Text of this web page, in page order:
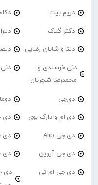
دریم بیت
دکتر گلاک
دلتا و شایان رضایی
دنی خرسندی و
محمدرضا شجریان
دورچی
دی ام و دارک بوی دی
دی جی Alip دی
دی جی آروین دی
دی جی ام تی
دی